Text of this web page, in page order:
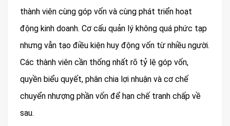
thành viên cùng góp vốn và cùng phát triển hoạt
động kinh doanh. Cơ cấu quản lý không quá phức tạp
nhưng vẫn tạo điều kiện huy động vốn từ nhiều người.
Các thành viên cần thống nhất rõ tỷ lệ góp vốn,
quyền biểu quyết, phân chia lợi nhuận và cơ chế
chuyển nhượng phần vốn để hạn chế tranh chấp về
sau.